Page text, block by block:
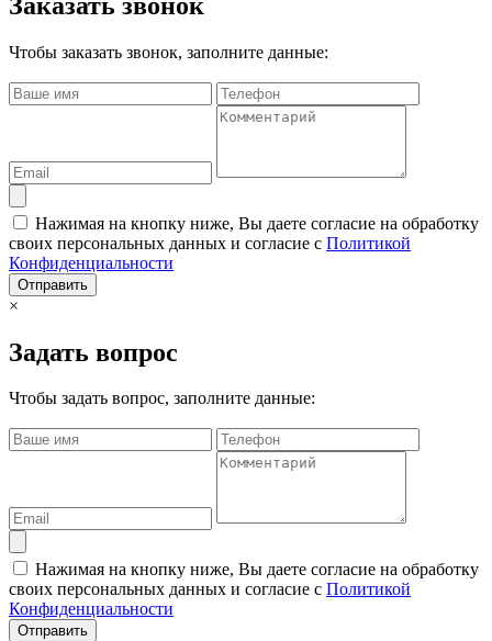
Чтобы заказать звонок, заполните данные:
Нажимая на кнопку ниже, Вы даете согласие на обработку
своих персональных данных и согласие с Политикой
Конфиденциальности
Отправить
×
Задать вопрос
Чтобы задать вопрос, заполните данные:
Нажимая на кнопку ниже, Вы даете согласие на обработку
своих персональных данных и согласие с Политикой
Конфиденциальности
Отправить